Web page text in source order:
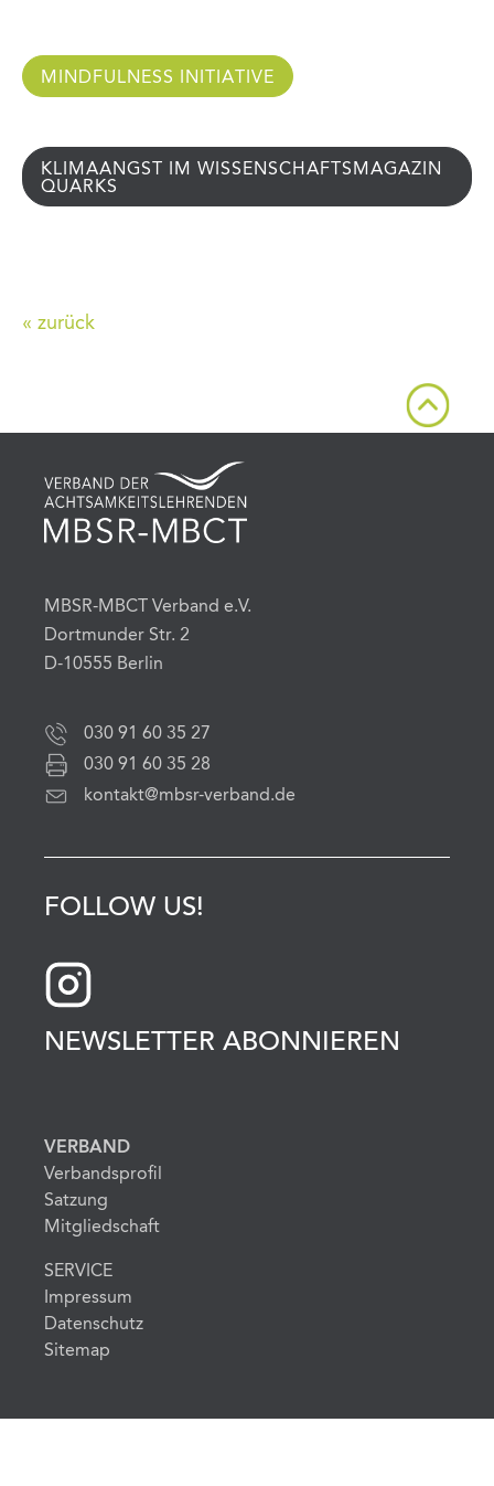
MINDFULNESS INITIATIVE
KLIMAANGST IM WISSENSCHAFTSMAGAZIN
QUARKS
« zurück
MBSR-MBCT Verband e.V.
Dortmunder Str. 2
D-10555 Berlin
030 91 60 35 27
030 91 60 35 28
kontakt@mbsr-verband.de
FOLLOW US!
NEWSLETTER ABONNIEREN
VERBAND
Verbandsprofil
Satzung
Mitgliedschaft
SERVICE
Impressum
Datenschutz
Sitemap